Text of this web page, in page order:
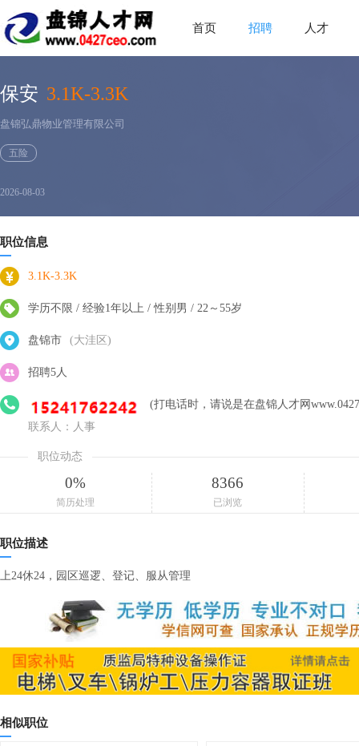
首页 招聘 人才
保安 3.1K-3.3K
盘锦弘鼎物业管理有限公司
五险
2026-08-03
职位信息
3.1K-3.3K
学历不限 / 经验1年以上 / 性别男 / 22～55岁
盘锦市 (大洼区)
招聘5人
(打电话时，请说是在盘锦人才网
联系人：人事
职位动态
0%
简历处理
8366
已浏览
职位描述
上24休24，园区巡逻、登记、服从管理
相似职位